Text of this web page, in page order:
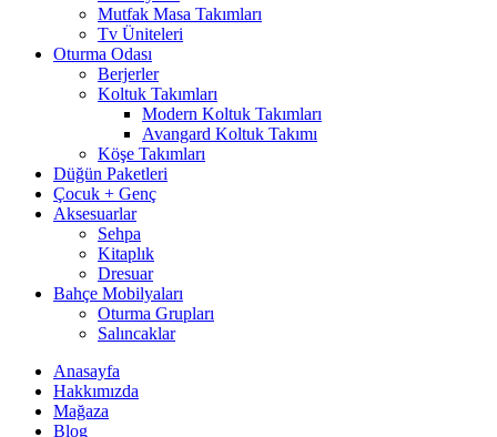
Mutfak Masa Takımları
Tv Üniteleri
Oturma Odası
Berjerler
Koltuk Takımları
Modern Koltuk Takımları
Avangard Koltuk Takımı
Köşe Takımları
Düğün Paketleri
Çocuk + Genç
Aksesuarlar
Sehpa
Kitaplık
Dresuar
Bahçe Mobilyaları
Oturma Grupları
Salıncaklar
Anasayfa
Hakkımızda
Mağaza
Blog